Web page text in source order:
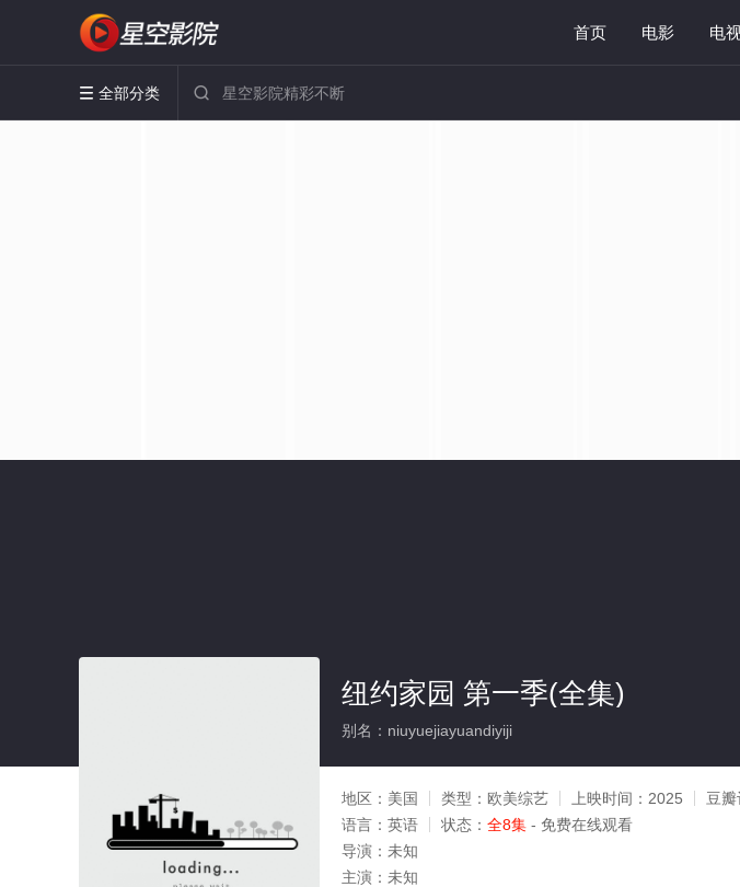
首页 电影 电
 全部分类 
纽约家园 第一季(全集)
别名：niuyuejiayuandiyiji
地区： 美国 类型： 欧美综艺 上映时间： 2025 豆瓣
语言： 英语 状态： 全8集 - 免费在线观看
导演： 未知
主演： 未知